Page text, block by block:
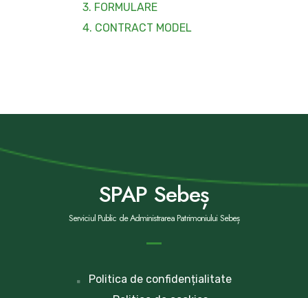
3. FORMULARE
4. CONTRACT MODEL
SPAP Sebeș
Serviciul Public de Administrarea Patrimoniului Sebeș
Politica de confidențialitate